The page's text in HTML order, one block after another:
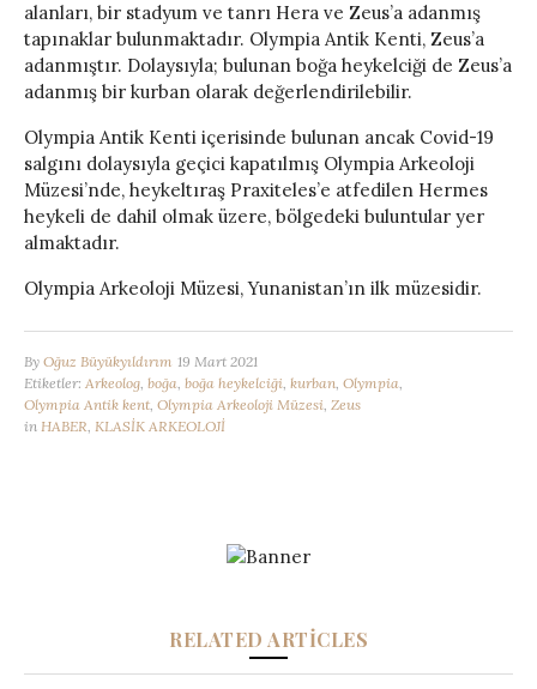
alanları, bir stadyum ve tanrı Hera ve Zeus’a adanmış
tapınaklar bulunmaktadır. Olympia Antik Kenti, Zeus’a
adanmıştır. Dolaysıyla; bulunan boğa heykelciği de Zeus’a
adanmış bir kurban olarak değerlendirilebilir.
Olympia Antik Kenti içerisinde bulunan ancak Covid-19
salgını dolaysıyla geçici kapatılmış Olympia Arkeoloji
Müzesi’nde, heykeltıraş Praxiteles’e atfedilen Hermes
heykeli de dahil olmak üzere, bölgedeki buluntular yer
almaktadır.
Olympia Arkeoloji Müzesi, Yunanistan’ın ilk müzesidir.
By Oğuz Büyükyıldırım 19 Mart 2021
Etiketler: Arkeolog, boğa, boğa heykelciği, kurban, Olympia,
Olympia Antik kent, Olympia Arkeoloji Müzesi, Zeus
in HABER, KLASİK ARKEOLOJİ
RELATED ARTICLES